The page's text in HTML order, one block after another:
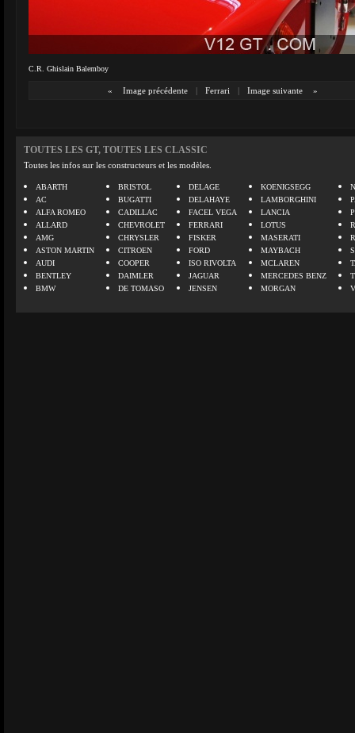
C.R. Ghislain Balemboy
« Image précédente | Ferrari | Image suivante »
TOUTES LES GT, TOUTES LES CLASSIC
Toutes les infos sur les constructeurs et les modèles.
ABARTH
AC
ALFA ROMEO
ALLARD
AMG
ASTON MARTIN
AUDI
BENTLEY
BMW
BRISTOL
BUGATTI
CADILLAC
CHEVROLET
CHRYSLER
CITROEN
COOPER
DAIMLER
DE TOMASO
DELAGE
DELAHAYE
FACEL VEGA
FERRARI
FISKER
FORD
ISO RIVOLTA
JAGUAR
JENSEN
KOENIGSEGG
LAMBORGHINI
LANCIA
LOTUS
MASERATI
MAYBACH
MCLAREN
MERCEDES BENZ
MORGAN